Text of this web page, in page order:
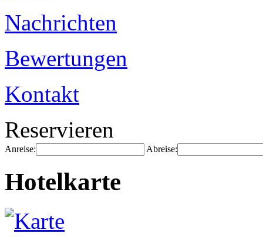
Nachrichten
Bewertungen
Kontakt
Reservieren
Anreise: Abreise:
Hotelkarte